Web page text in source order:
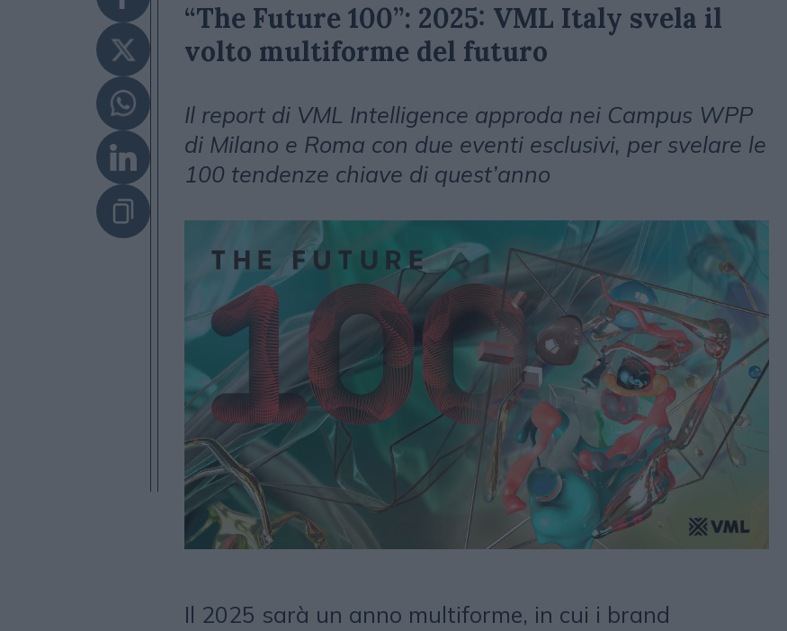
“The Future 100”: 2025: VML Italy svela il
volto multiforme del futuro
Il report di VML Intelligence approda nei Campus WPP
di Milano e Roma con due eventi esclusivi, per svelare le
100 tendenze chiave di quest’anno
Il 2025 sarà un anno multiforme, in cui i brand